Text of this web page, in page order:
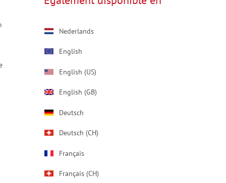
Nederlands
English
English (US)
English (GB)
Deutsch
Deutsch (CH)
Français
Français (CH)